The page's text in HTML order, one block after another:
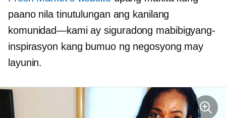
paano nila tinutulungan ang kanilang
komunidad—kami ay siguradong mabibigyang-
inspirasyon kang bumuo ng negosyong may
layunin.